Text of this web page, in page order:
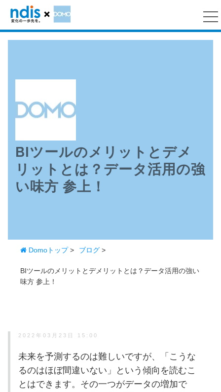
BIツールのメリットとデメ
リットとは？データ活用の強
い味方 参上！
Domoトップ> ブログ >
BIツールのメリットとデメリットとは？データ活用の強い
味方 参上！
2022年03月23日 15:00
未来を予測するのは難しいですが、「こうな
るのはほぼ間違いない」という傾向を読むこ
とはできます。その一つがデータの増加で